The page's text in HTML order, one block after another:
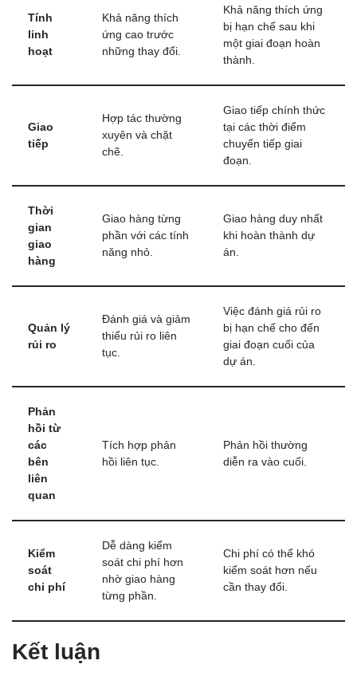
Tính
linh
hoạt
Khả năng thích
ứng cao trước
những thay đổi.
Khả năng thích ứng
bị hạn chế sau khi
một giai đoạn hoàn
thành.
Giao
tiếp
Hợp tác thường
xuyên và chặt
chẽ.
Giao tiếp chính thức
tại các thời điểm
chuyển tiếp giai
đoạn.
Thời
gian
giao
hàng
Giao hàng từng
phần với các tính
năng nhỏ.
Giao hàng duy nhất
khi hoàn thành dự
án.
Quản lý
rủi ro
Đánh giá và giảm
thiểu rủi ro liên
tục.
Việc đánh giá rủi ro
bị hạn chế cho đến
giai đoạn cuối của
dự án.
Phản
hồi từ
các
bên
liên
quan
Tích hợp phản
hồi liên tục.
Phản hồi thường
diễn ra vào cuối.
Kiểm
soát
chi phí
Dễ dàng kiểm
soát chi phí hơn
nhờ giao hàng
từng phần.
Chi phí có thể khó
kiểm soát hơn nếu
cần thay đổi.
Kết luận